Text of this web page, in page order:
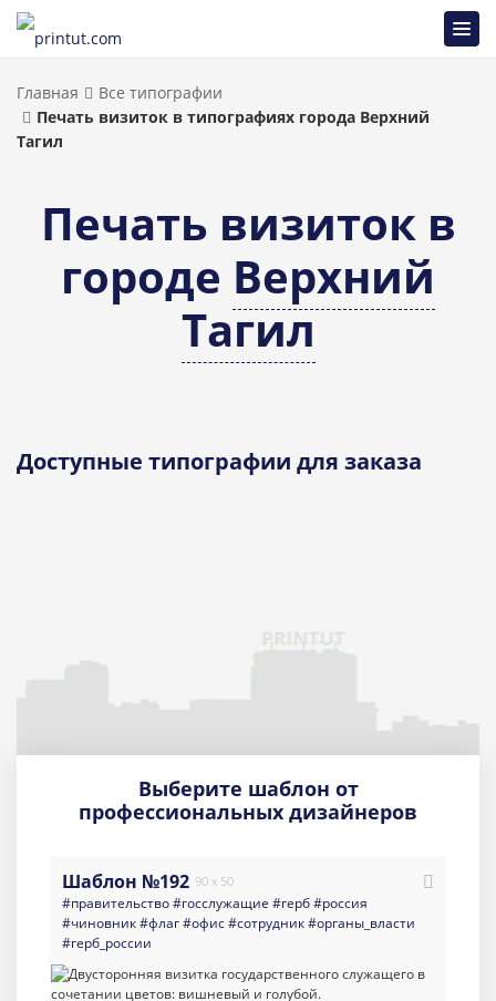
Главная
Все типографии
Печать визиток в типографиях города Верхний
Тагил
Печать визиток в
городе Верхний
Тагил
Доступные типографии для заказа
Выберите шаблон от
профессиональных дизайнеров
Шаблон №192 90 x 50
#правительство#госслужащие #герб#россия
#чиновник#флаг#офис#сотрудник#органы_власти
#герб_россии